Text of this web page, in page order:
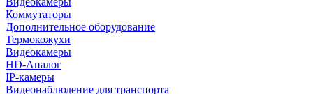
Коммутаторы
Дополнительное оборудование
Термокожухи
Видеокамеры
HD-Аналог
IP-камеры
Видеонаблюдение для транспорта